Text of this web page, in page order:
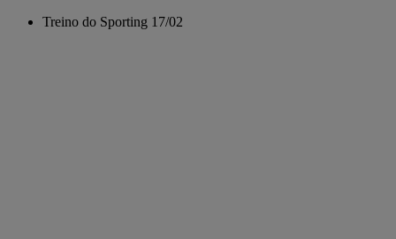
Treino do Sporting 17/02